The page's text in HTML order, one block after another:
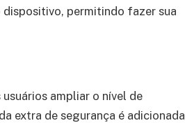
dispositivo, permitindo fazer sua
ampliar o nível de
extra de segurança é adicionada